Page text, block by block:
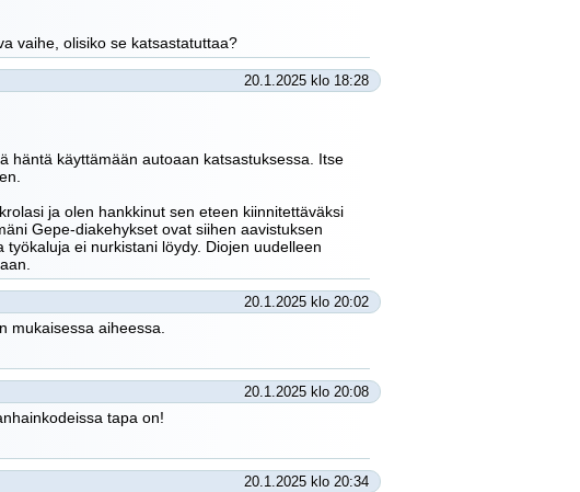
vaihe, olisiko se katsastatuttaa?
20.1.2025 klo 18:28
häntä käyttämään autoaan katsastuksessa. Itse
ja olen hankkinut sen eteen kiinnitettäväksi
Gepe-diakehykset ovat siihen aavistuksen
ei nurkistani löydy. Diojen uudelleen
20.1.2025 klo 20:02
mukaisessa aiheessa.
20.1.2025 klo 20:08
tapa on!
20.1.2025 klo 20:34